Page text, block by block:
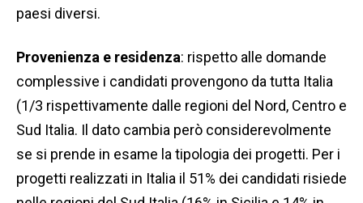
paesi diversi.
Provenienza e residenza: rispetto alle domande
complessive i candidati provengono da tutta Italia
(1/3 rispettivamente dalle regioni del Nord, Centro e
Sud Italia. Il dato cambia però considerevolmente
se si prende in esame la tipologia dei progetti. Per i
progetti realizzati in Italia il 51% dei candidati risiede